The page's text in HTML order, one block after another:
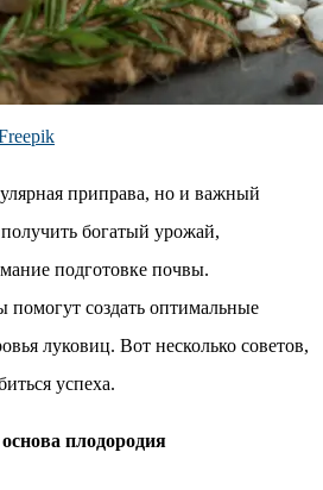
приправа, но и важный
богатый урожай,
подготовке почвы.
создать оптимальные
луковиц. Вот несколько советов,
успеха.
плодородия